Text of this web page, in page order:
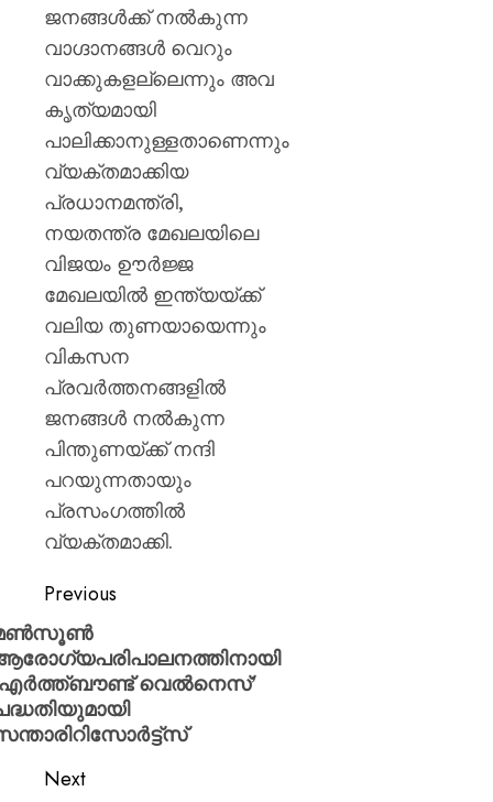
ജനങ്ങൾക്ക് നൽകുന്ന
വാഗ്ദാനങ്ങൾ വെറും
വാക്കുകളല്ലെന്നും അവ
കൃത്യമായി
പാലിക്കാനുള്ളതാണെന്നും
വ്യക്തമാക്കിയ
പ്രധാനമന്ത്രി,
നയതന്ത്ര മേഖലയിലെ
വിജയം ഊർജ്ജ
മേഖലയിൽ ഇന്ത്യയ്ക്ക്
വലിയ തുണയായെന്നും
വികസന
പ്രവർത്തനങ്ങളിൽ
ജനങ്ങൾ നൽകുന്ന
പിന്തുണയ്ക്ക് നന്ദി
പറയുന്നതായും
പ്രസംഗത്തിൽ
വ്യക്തമാക്കി.
Previous
വെൽനെസ്’
Next